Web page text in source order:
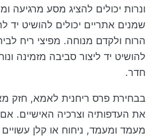
ונרות יכולים להציג מסע מרגיעה
שמנים אתריים יכולים להושיט יד
הרוח ולקדם מנוחה. מפיצי ריח
להושיט יד ליצור סביבה מזמינה
חדר.
בבחירת פרס ריחנית לאמא, חזק
את העדפותיה וצרכיה האישיים.
מעמד ומעמד, ניחוח או קלן